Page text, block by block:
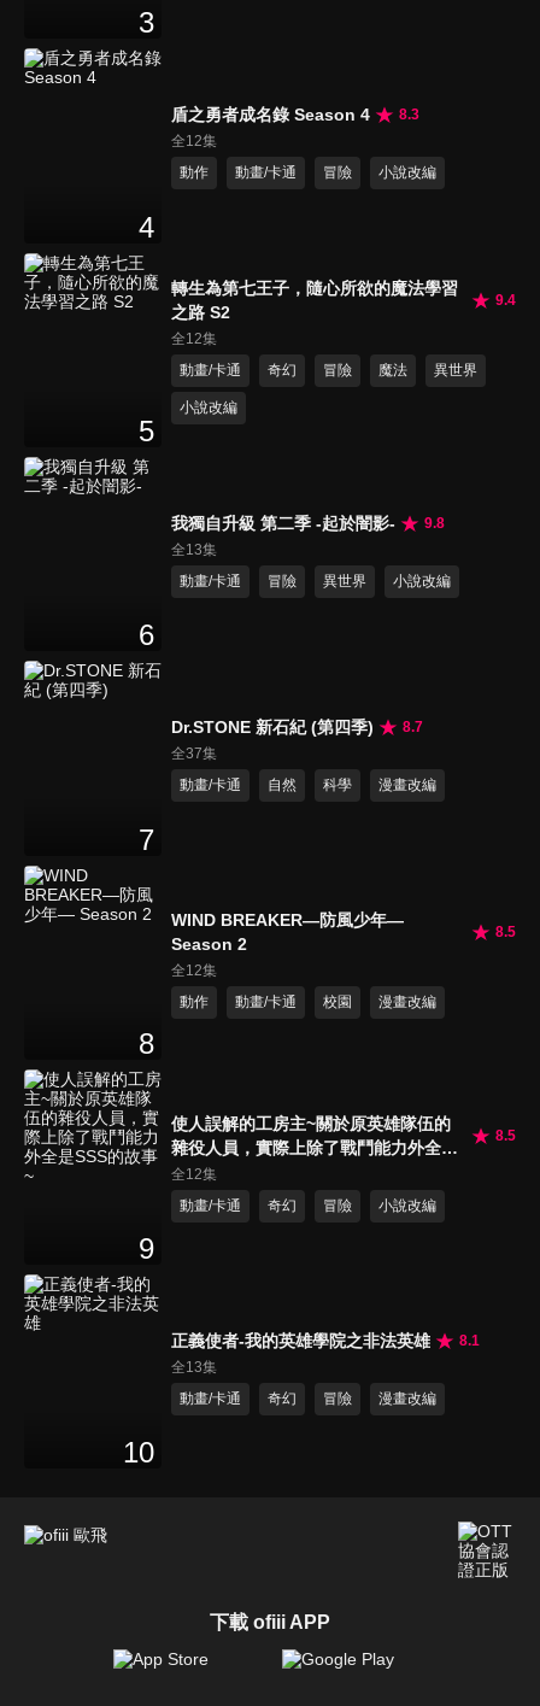
3
4
盾之勇者成名錄 Season 4
8.3
全12集
動作
動畫/卡通 冒險 小說改編
5
轉生為第七王子，隨心所欲的魔法學習
之路 S2
9.4
全12集
動畫/卡通
奇幻 冒險 魔法 異世界
小說改編
6
我獨自升級 第二季 -起於闇影-
9.8
全13集
動畫/卡通
冒險 異世界 小說改編
7
Dr.STONE 新石紀 (第四季)
8.7
全37集
動畫/卡通
自然 科學 漫畫改編
8
WIND BREAKER—防風少年—
Season 2
8.5
全12集
動作
動畫/卡通 校園 漫畫改編
9
使人誤解的工房主~關於原英雄隊伍的
雜役人員，實際上除了戰鬥能力外全是
SSS的故事~
8.5
全12集
動畫/卡通
奇幻 冒險 小說改編
10
正義使者-我的英雄學院之非法英雄
8.1
全13集
動畫/卡通
奇幻 冒險 漫畫改編
下載 ofiii APP